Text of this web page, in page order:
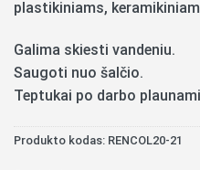
plastikiniams,
Galima skiesti vandeniu.
Saugoti nuo šalčio.
Teptukai po darbo
Produkto kodas: RENCOL20-21